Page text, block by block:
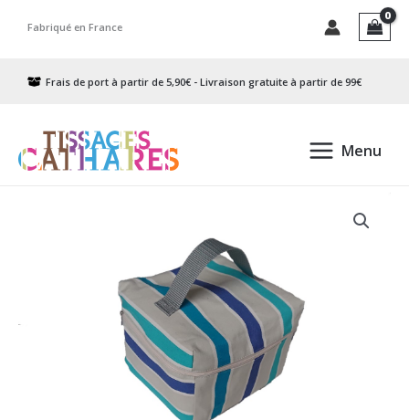
Fabriqué en France
Frais de port à partir de 5,90€ - Livraison gratuite à partir de 99€
Menu